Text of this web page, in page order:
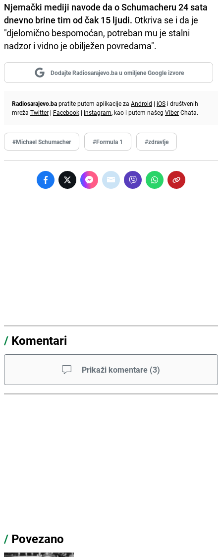
Njemački mediji navode da o Schumacheru 24 sata
dnevno brine tim od čak 15 ljudi. Otkriva se i da je
"djelomično bespomoćan, potreban mu je stalni
nadzor i vidno je obilježen povredama".
Dodajte Radiosarajevo.ba u omiljene Google izvore
Radiosarajevo.bapratite putem aplikacije za Android | iOS i društvenih
mreža Twitter | Facebook | Instagram, kao i putem našeg ViberChata.
#Michael Schumacher #Formula 1 #zdravlje
/ Komentari
Prikaži komentare (3)
/ Povezano